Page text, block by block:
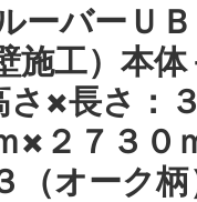
ーバーＵ
施工）本
さ×長さ：
×２７３０
（オーク柄